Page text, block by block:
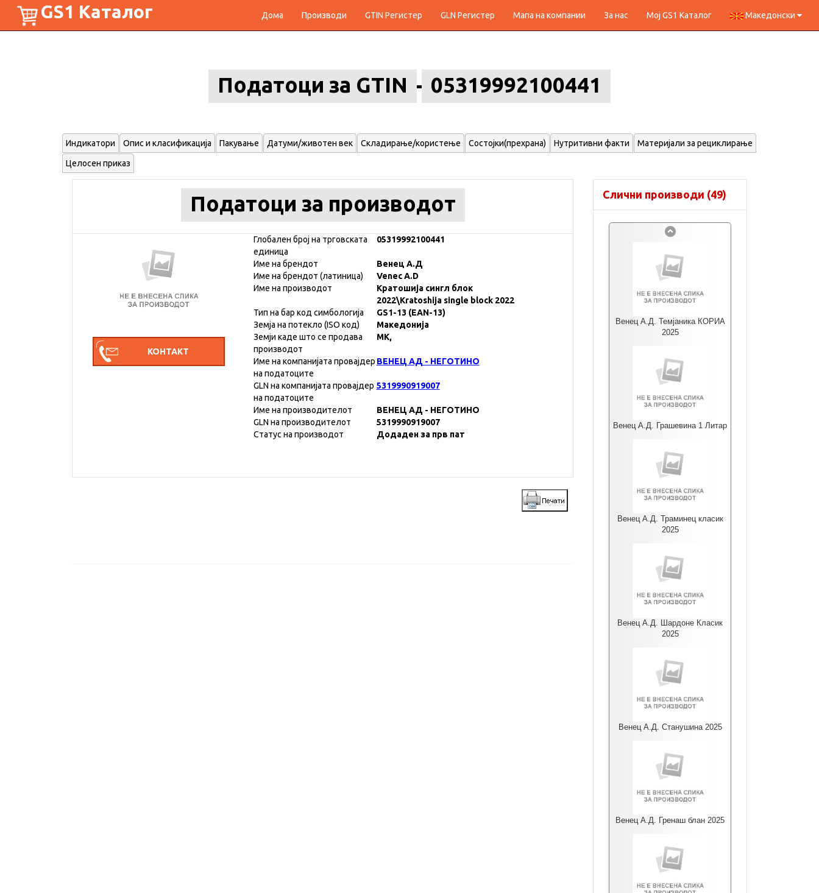
GS1 Каталог Дома Производи GTIN Регистер GLN Регистер Мапа на компании За нас Мој GS1 Каталог Македонски
Податоци за GTIN 05319992100441
Индикатори Опис и класификација Пакување Датуми/животен век Складирање/користење Состојки(прехрана) Нутритивни факти Материјали за рециклирање
Целосен приказ
Податоци за производот
Глобален број на трговската
единица
05319992100441
Име на брендот
Венец А.Д
Име на брендот (латиница)
Venec A.D
Име на производот
Кратошија сингл блок
2022\Kratoshija single block 2022
Тип на бар код симбологија
GS1-13 (EAN-13)
Земја на потекло (ISO код)
Македонија
Земји каде што се продава
производот
MK,
Име на компанијата провајдер
на податоците
ВЕНЕЦ АД - НЕГОТИНО
GLN на компанијата провајдер
на податоците
5319990919007
Име на производителот
ВЕНЕЦ АД - НЕГОТИНО
GLN на производителот
5319990919007
Статус на производот
Додаден за прв пат
Слични производи (49)
Венец А.Д. Темјаника КОРИА
2025
Венец А.Д. Грашевина 1 Литар
Венец А.Д. Траминец класик
2025
Венец А.Д. Шардоне Класик
2025
Венец А.Д. Станушина 2025
Венец А.Д. Гренаш блан 2025